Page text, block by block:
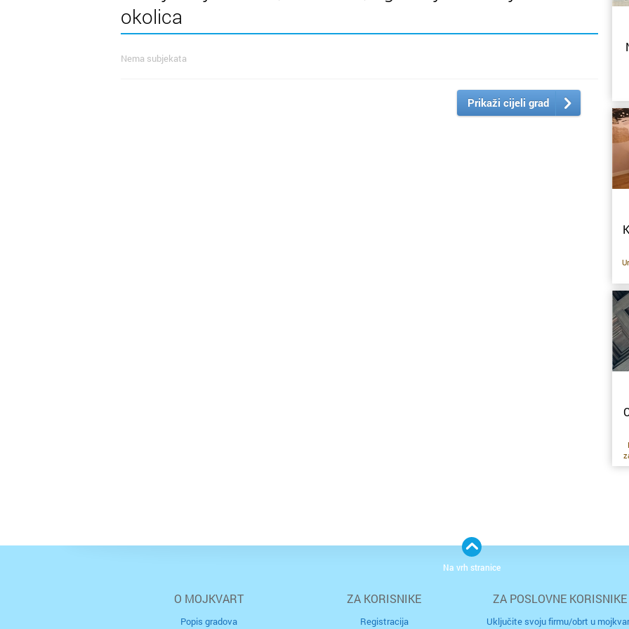
okolica
Nema subjekata
Prikaži cijeli grad
O MOJKVART
Popis gradova
ZA KORISNIKE
Registracija
ZA POSLOVNE KORISNIKE
Uključite svoju firmu/obrt u
Na vrh stranice